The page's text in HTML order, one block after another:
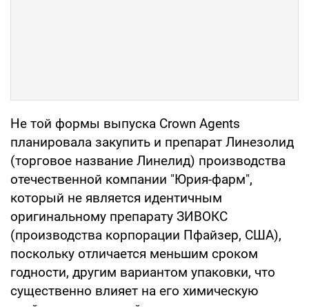
Не той формы выпуска Crown Agents
планировала закупить и препарат Линезолид
(торговое название Линелид) производства
отечественной компании "Юрия-фарм",
который не является идентичным
оригинальному препарату ЗИВОКС
(производства корпорации Пфайзер, США),
поскольку отличается меньшим сроком
годности, другим вариантом упаковки, что
существенно влияет на его химическую